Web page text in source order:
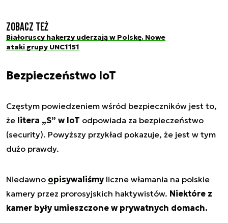
Zobacz też
Białoruscy hakerzy uderzają w Polskę. Nowe
ataki grupy UNC1151
Bezpieczeństwo IoT
Częstym powiedzeniem wśród bezpieczników jest to,
że litera „S” w IoT odpowiada za bezpieczeństwo
(security). Powyższy przykład pokazuje, że jest w tym
dużo prawdy.
Niedawno opisywaliśmyliczne włamania na polskie
kamery przez prorosyjskich haktywistów. Niektóre z
kamer były umieszczone w prywatnych domach.